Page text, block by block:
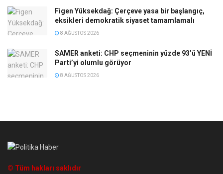
Figen Yüksekdağ: Çerçeve yasa bir başlangıç,
eksikleri demokratik siyaset tamamlamalı
8 AĞUSTOS 2026
SAMER anketi: CHP seçmeninin yüzde 93’ü YENİ
Parti’yi olumlu görüyor
8 AĞUSTOS 2026
© Tüm hakları saklıdır